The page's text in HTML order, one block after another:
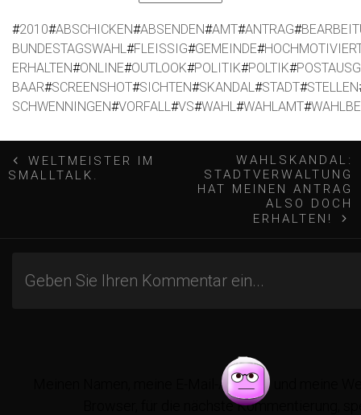
#2010#ABSCHICKEN#ABSENDEN#AMT#ANTRAG#
BUNDESTAGSWAHL#FLEISSIG#GEMEINDE#
ERHALTEN#ONLINE#OUTLOOK#POLITIK#POLTIK#
BAAR#SCREENSHOT#SICHTEN#SKANDAL#STADT#STELLEN
SCHWENNINGEN#VORFALL#VS#WAHL#WAHLAMT#
BWELTMEISTER IM
SMALLTALK.
WAHLSKANDAL:
STADTVERWALTUNG
HAT MEINEN ANTRAG
ALSO DOCH
ERHALTEN!
Meinen Namen, meine E-Mail-Adresse und meine
Browser, für die nächste Kommentierung,